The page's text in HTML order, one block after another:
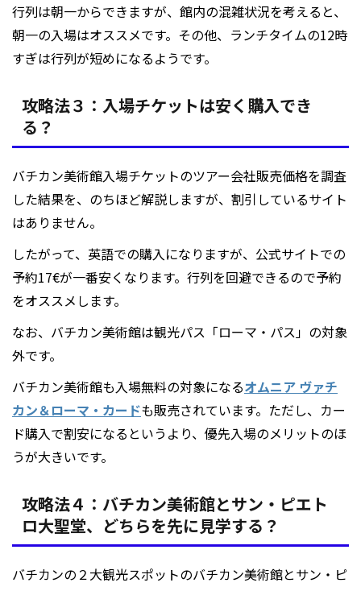
行列は朝一からできますが、館内の混雑状況を考えると、
朝一の入場はオススメです。その他、ランチタイムの12時
すぎは行列が短めになるようです。
攻略法３：入場チケットは安く購入でき
る？
バチカン美術館入場チケットのツアー会社販売価格を調査
した結果を、のちほど解説しますが、割引しているサイト
はありません。
したがって、英語での購入になりますが、公式サイトでの
予約17€が一番安くなります。行列を回避できるので予約
をオススメします。
なお、バチカン美術館は観光パス「ローマ・パス」の対象
外です。
バチカン美術館も入場無料の対象になるオムニア ヴァチ
カン＆ローマ・カードも販売されています。ただし、カー
ド購入で割安になるというより、優先入場のメリットのほ
うが大きいです。
攻略法４：バチカン美術館とサン・ピエト
ロ大聖堂、どちらを先に見学する？
バチカンの２大観光スポットのバチカン美術館とサン・ピ